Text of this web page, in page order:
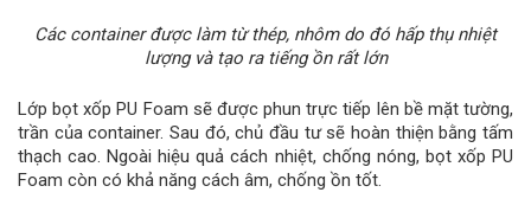
Các container được làm từ thép, nhôm do đó hấp thụ nhiệt
lượng và tạo ra tiếng ồn rất lớn
Lớp bọt xốp PU Foam sẽ được phun trực tiếp lên bề mặt tường,
trần của container. Sau đó, chủ đầu tư sẽ hoàn thiện bằng tấm
thạch cao. Ngoài hiệu quả cách nhiệt, chống nóng, bọt xốp PU
Foam còn có khả năng cách âm, chống ồn tốt.